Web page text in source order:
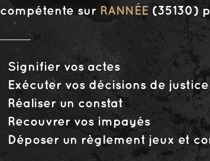
compétente sur RANNÉE (35130)
Signifier vos actes
Exécuter vos décisions de justice
Réaliser un constat
Recouvrer vos impayés
Déposer un règlement jeux et